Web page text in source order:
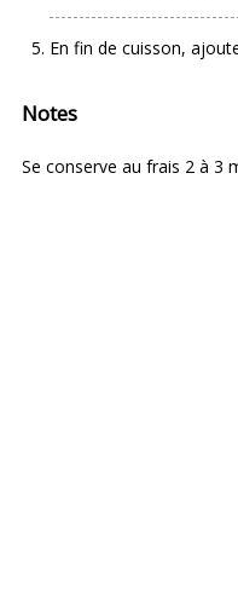
En fin de cuisson,
Notes
Se conserve au frais 2 à 3